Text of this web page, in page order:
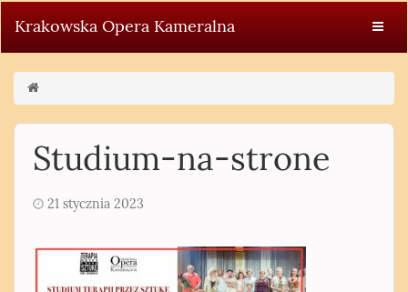
Krakowska Opera Kameralna
Studium-na-strone
21 stycznia 2023